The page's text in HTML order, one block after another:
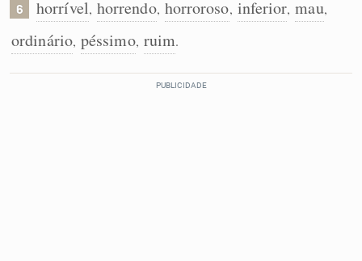
6 horrível, horrendo, horroroso, inferior, mau,
ordinário, péssimo, ruim.